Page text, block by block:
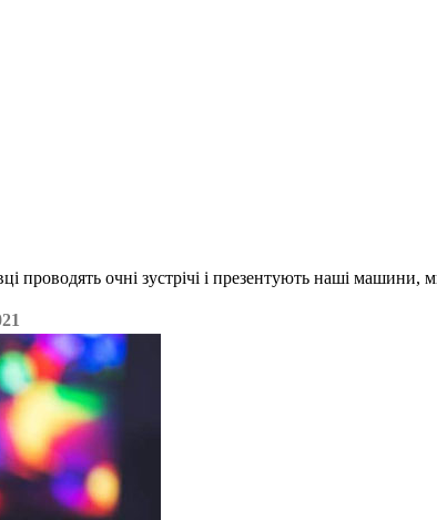
очні зустрічі і презентують наші машини,